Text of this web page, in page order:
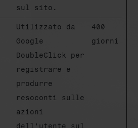
sul sito.
Utilizzato da
Google
DoubleClick per
registrare e
produrre
resoconti sulle
azioni
dell'utente sul
400
giorni